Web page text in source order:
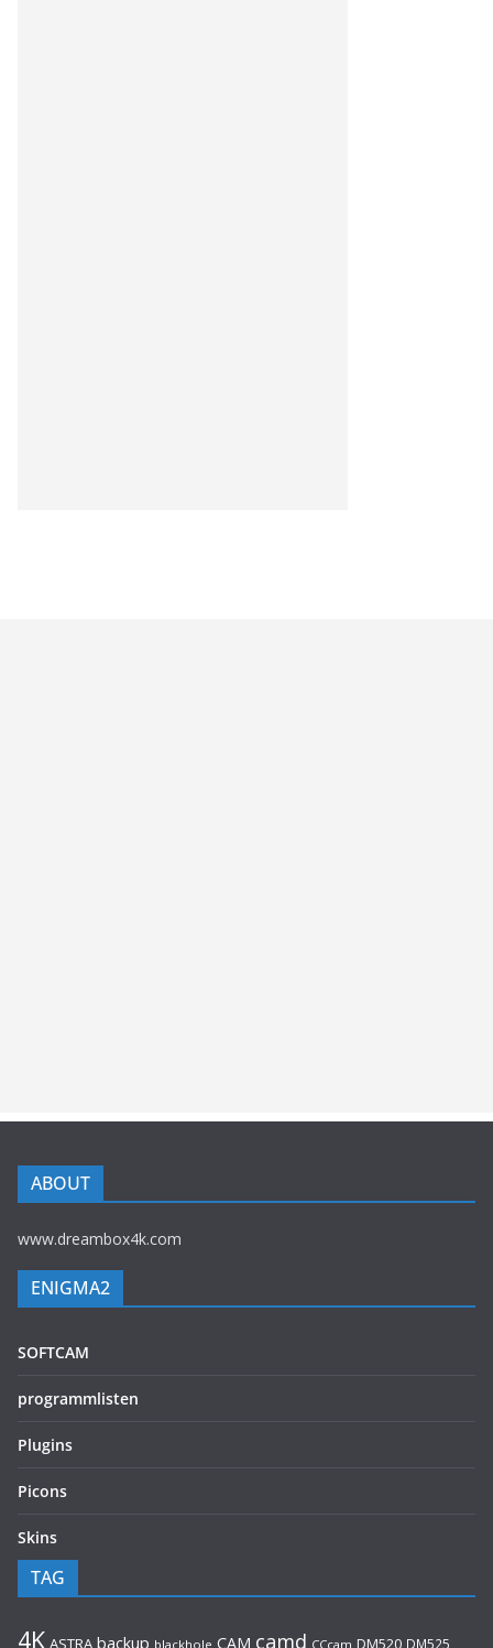
ABOUT
www.dreambox4k.com
ENIGMA2
SOFTCAM
programmlisten
Plugins
Picons
Skins
TAG
4K ASTRA backup blackhole CAM camd CCcam DM520 DM525